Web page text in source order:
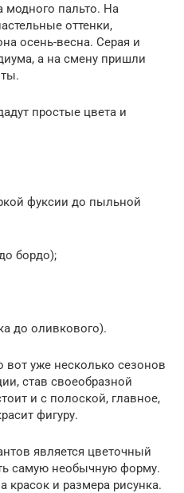
модного пальто. На
оттенки,
осень-весна. Серая и
а на смену пришли
простые цвета и
фуксии до пыльной
бордо);
до оливкового).
вот уже несколько сезонов
став своеобразной
и с полоской, главное,
фигуру.
является цветочный
самую необычную форму.
красок и размера рисунка.